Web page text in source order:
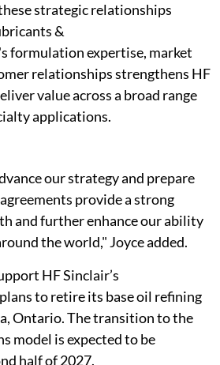
strategic relationships
&
formulation expertise, market
relationships strengthens HF
value across a broad range
applications.
our strategy and prepare
provide a strong
and further enhance our ability
the world," Joyce added.
HF Sinclair’s
to retire its base oil refining
Ontario. The transition to the
model is expected to be
half of 2027.